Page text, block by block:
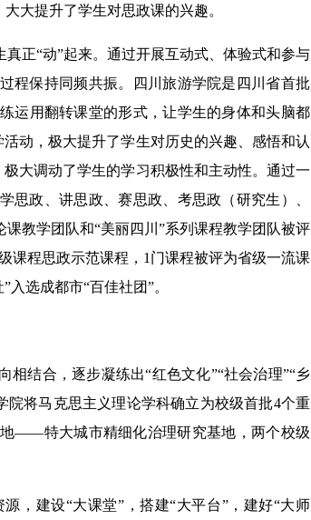
大提升了学生对思政课的兴趣。
正“动”起来。通过开展互动式、体验式和参与
程保持同频共振。四川旅游学院是四川省首批
运用翻转课堂的形式，让学生的身体和头脑都
动，极大提升了学生对历史的兴趣、感悟和认
大调动了学生的学习积极性和主动性。通过一
思政、讲思政、赛思政、考思政（研究生）、
教学团队和“美丽四川”系列课程教学团队被评
课程思政示范课程，1门课程被评为省级一流课
选成都市“百佳社团”。
结合，逐步凝练出“红色文化”“社会治理”“乡
院将马克思主义理论学科确立为校级首批4个重
——特大城市精细化治理研究基地，两个校级
建设“大课堂”，搭建“大平台”，建好“大师